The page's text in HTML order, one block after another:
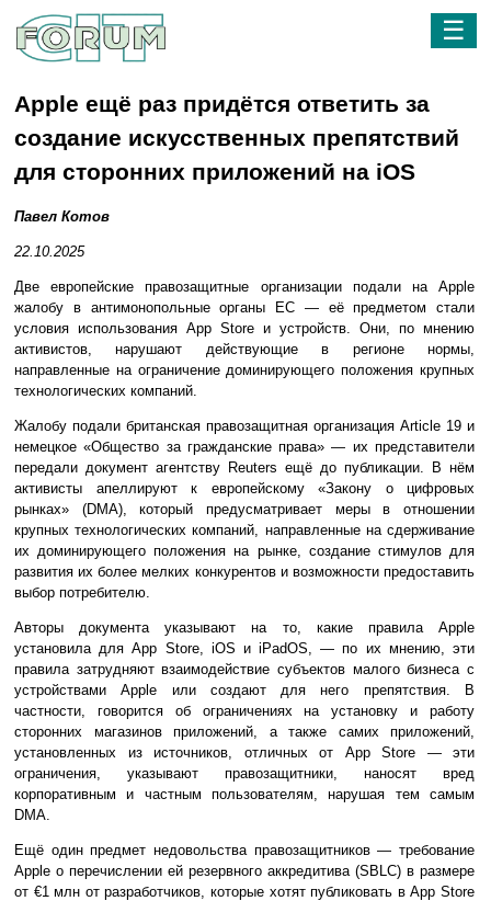
☰
Apple ещё раз придётся ответить за
создание искусственных препятствий
для сторонних приложений на iOS
Павел Котов
22.10.2025
Две европейские правозащитные организации подали на Apple
жалобу в антимонопольные органы ЕС — её предметом стали
условия использования App Store и устройств. Они, по мнению
активистов, нарушают действующие в регионе нормы,
направленные на ограничение доминирующего положения крупных
технологических компаний.
Жалобу подали британская правозащитная организация Article 19 и
немецкое «Общество за гражданские права» — их представители
передали документ агентству Reuters ещё до публикации. В нём
активисты апеллируют к европейскому «Закону о цифровых
рынках» (DMA), который предусматривает меры в отношении
крупных технологических компаний, направленные на сдерживание
их доминирующего положения на рынке, создание стимулов для
развития их более мелких конкурентов и возможности предоставить
выбор потребителю.
Авторы документа указывают на то, какие правила Apple
установила для App Store, iOS и iPadOS, — по их мнению, эти
правила затрудняют взаимодействие субъектов малого бизнеса с
устройствами Apple или создают для него препятствия. В
частности, говорится об ограничениях на установку и работу
сторонних магазинов приложений, а также самих приложений,
установленных из источников, отличных от App Store — эти
ограничения, указывают правозащитники, наносят вред
корпоративным и частным пользователям, нарушая тем самым
DMA.
Ещё один предмет недовольства правозащитников — требование
Apple о перечислении ей резервного аккредитива (SBLC) в размере
от €1 млн от разработчиков, которые хотят публиковать в App Store